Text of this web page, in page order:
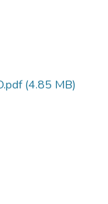
(4.85 MB)